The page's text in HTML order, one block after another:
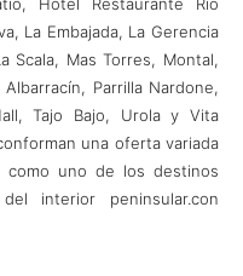
Hotel Restaurante Río
La Embajada, La Gerencia
Scala, Mas Torres, Montal,
Parrilla Nardone,
Tajo Bajo, Urola y Vita
una oferta variada
como uno de los destinos
interior peninsular.​con